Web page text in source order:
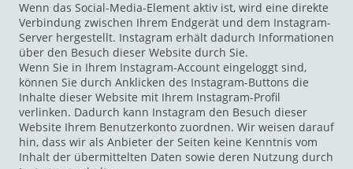
Wenn das Social-Media-Element aktiv ist, wird eine direkte
Verbindung zwischen Ihrem Endgerät und dem Instagram-
Server hergestellt. Instagram erhält dadurch Informationen
über den Besuch dieser Website durch Sie.
Wenn Sie in Ihrem Instagram-Account eingeloggt sind,
können Sie durch Anklicken des Instagram-Buttons die
Inhalte dieser Website mit Ihrem Instagram-Profil
verlinken. Dadurch kann Instagram den Besuch dieser
Website Ihrem Benutzerkonto zuordnen. Wir weisen darauf
hin, dass wir als Anbieter der Seiten keine Kenntnis vom
Inhalt der übermittelten Daten sowie deren Nutzung durch